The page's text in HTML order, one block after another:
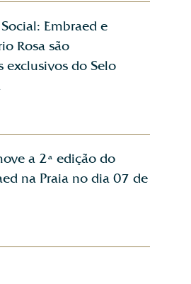
Embraed e
Rosa são
exclusivos do Selo
a 2ª edição do
na Praia no dia 07 de